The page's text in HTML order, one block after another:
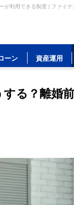
が利用できる制度 | ファイナ
ーン 資産運用
る？離婚